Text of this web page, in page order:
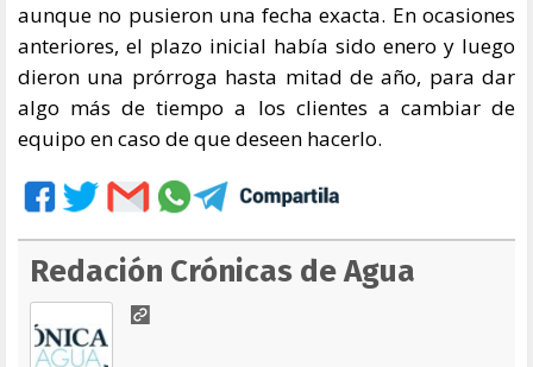
aunque no pusieron una fecha exacta. En ocasiones
anteriores, el plazo inicial había sido enero y luego
dieron una prórroga hasta mitad de año, para dar
algo más de tiempo a los clientes a cambiar de
equipo en caso de que deseen hacerlo.
Redación Crónicas de Agua